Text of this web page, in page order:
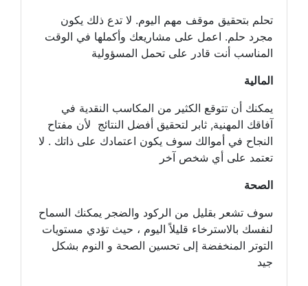
تحلم بتحقيق موقف مهم اليوم. لا تدع ذلك يكون
مجرد حلم. اعمل على مشاريعك وأكملها في الوقت
المناسب أنت قادر على تحمل المسؤولية
المالية
يمكنك أن تتوقع الكثير من المكاسب النقدية في
آفاقك المهنية, ثابر لتحقيق أفضل النتائج لأن مفتاح
النجاح في أموالك سوف يكون اعتمادك على ذاتك . لا
تعتمد على أي شخص آخر
الصحة
سوف تشعر بقليل من الركود والضجر يمكنك السماح
لنفسك بالاسترخاء قليلاً اليوم ، حيث تؤدي مستويات
التوتر المنخفضة إلى تحسين الصحة و النوم بشكل
جيد